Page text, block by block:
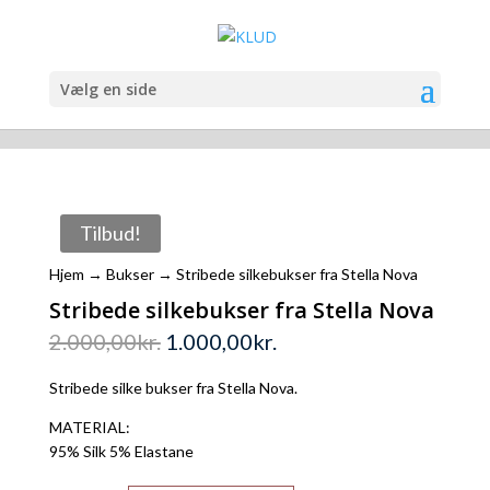
Vælg en side
Tilbud!
Hjem → Bukser→ Stribede silkebukser fra Stella Nova
Stribede silkebukser fra Stella Nova
2.000,00kr. 1.000,00kr.
Stribede silke bukser fra Stella Nova.
MATERIAL:
95% Silk 5% Elastane